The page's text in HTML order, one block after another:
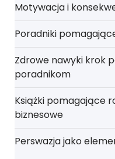
Motywacja i
Poradniki
Zdrowe nawyki krok
poradnikom
Książki pomagające
biznesowe
Perswazja jako